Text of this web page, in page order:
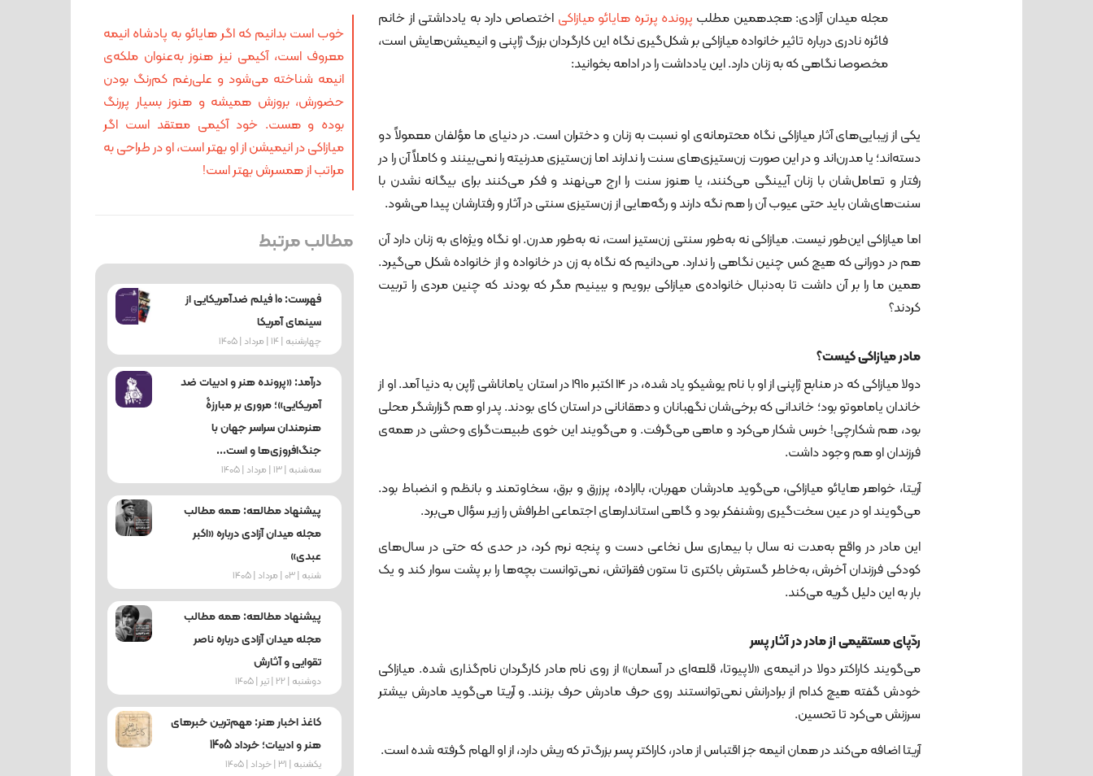
مجله میدان آزادی: هجدهمین مطلب پرونده پرتره هایائو میازاکی اختصاص دارد به یادداشتی از خانم
فائزه نادری درباره تاثیر خانواده میازاکی بر شکل‌گیری نگاه این کارگردان بزرگ ژاپنی و انیمیشن‌هایش است،
مخصوصا نگاهی که به زنان دارد. این یادداشت را در ادامه بخوانید:
یکی از زیبایی‌های آثار میازاکی نگاه محترمانه‌ی او نسبت به زنان و دختران است. در دنیای ما مؤلفان معمولاً دو
دسته‌اند؛ یا مدرن‌اند و در این صورت زن‌ستیزی‌های سنت را ندارند اما زن‌ستیزی مدرنیته را نمی‌بینند و کاملاً آن را در
رفتار و تعامل‌شان با زنان آیینگی می‌کنند، یا هنوز سنت را ارج می‌نهند و فکر می‌کنند برای بیگانه نشدن با
سنت‌های‌شان باید حتی عیوب آن را هم نگه دارند و رگه‌هایی از زن‌ستیزی سنتی در آثار و رفتارشان پیدا می‌شود.
اما میازاکی این‌طور نیست. میازاکی نه به‌طور سنتی زن‌ستیز است، نه به‌طور مدرن. او نگاه ویژه‌ای به زنان دارد آن
هم در دورانی که هیچ کس چنین نگاهی را ندارد. می‌دانیم که نگاه به زن در خانواده و از خانواده شکل می‌گیرد.
همین ما را بر آن داشت تا به‌دنبال خانواده‌ی میازاکی برویم و ببینیم مگر که بودند که چنین مردی را تربیت
کردند؟
مادر میازاکی کیست؟
دولا میازاکی که در منابع ژاپنی از او با نام یوشیکو یاد شده، در 14 اکتبر 1910 در استان یاماناشی ژاپن به دنیا آمد. او از
خاندان یاماموتو بود؛ خاندانی که برخی‌شان نگهبانان و دهقانانی در استان کای بودند. پدر او هم گزارشگر محلی
بود، هم شکارچی! خرس شکار می‌کرد و ماهی می‌گرفت. و می‌گویند این خوی طبیعت‌گرای وحشی در همه‌ی
فرزندان او هم وجود داشت.
آریتا، خواهر هایائو میازاکی، می‌گوید مادرشان مهربان، بااراده، پرزرق و برق، سخاوتمند و بانظم و انضباط بود.
می‌گویند او در عین سخت‌گیری روشنفکر بود و گاهی استاندارهای اجتماعی اطرافش را زیر سؤال می‌برد.
این مادر در واقع به‌مدت نه سال با بیماری سل نخاعی دست و پنجه نرم کرد، در حدی که حتی در سال‌های
کودکی فرزندان آخرش، به‌خاطر گسترش باکتری تا ستون فقراتش، نمی‌توانست بچه‌ها را بر پشت سوار کند و یک
بار به این دلیل گریه می‌کند.
ردّپای مستقیمی از مادر در آثار پسر
می‌گویند کاراکتر دولا در انیمه‌ی «لاپیوتا، قلعه‌ای در آسمان» از روی نام مادر کارگردان نام‌گذاری شده. میازاکی
خودش گفته هیچ کدام از برادرانش نمی‌توانستند روی حرف مادرش حرف بزنند. و آریتا می‌گوید مادرش بیشتر
سرزنش می‌کرد تا تحسین.
آریتا اضافه می‌کند در همان انیمه جز اقتباس از مادر، کاراکتر پسر بزرگ‌تر که ریش دارد، از او الهام گرفته شده است.
خوب است بدانیم که اگر هایائو به پادشاه انیمه
معروف است، آکیمی نیز هنوز به‌عنوان ملکه‌ی
انیمه شناخته می‌شود و علی‌رغم کم‌رنگ بودن
حضورش، بروزش همیشه و هنوز بسیار پررنگ
بوده و هست. خود آکیمی معتقد است اگر
میازاکی در انیمیشن از او بهتر است، او در طراحی به
مراتب از همسرش بهتر است!
مطالب مرتبط
فهرست: 10 فیلم ضدآمریکایی از
سینمای آمریکا
چهارشنبه | 14 | مرداد | 1405
درآمد: «پرونده هنر و ادبیات ضد
آمریکایی»؛ مروری بر مبارزۀ
هنرمندان سراسر جهان با
جنگ‌افروزی‌ها و است...
ﺳﻪشنبه | 13 | مرداد | 1405
پیشنهاد مطالعه: همه مطالب
مجله میدان آزادی درباره «اکبر
عبدی»
شنبه | 03 | مرداد | 1405
پیشنهاد مطالعه: همه مطالب
مجله میدان آزادی درباره ناصر
تقوایی و آثارش
دوشنبه | 22 | تیر | 1405
کاغذ اخبار هنر: مهم‌ترین خبرهای
هنر و ادبیات؛ خرداد 1405
یکشنبه | 31 | خرداد | 1405